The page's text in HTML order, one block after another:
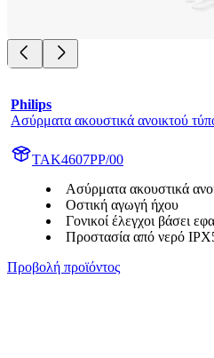
Philips
Ασύρματα ακουστικά ανοικτού
TAK4607PP/00
Ασύρματα ακουστικά
Οστική αγωγή ήχου
Γονικοί έλεγχοι βάσει
Προστασία από νερό
Προβολή προϊόντος